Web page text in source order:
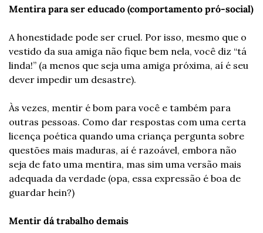
Mentira para ser educado (comportamento pró-social)
A honestidade pode ser cruel. Por isso, mesmo que o
vestido da sua amiga não fique bem nela, você diz “tá
linda!” (a menos que seja uma amiga próxima, aí é seu
dever impedir um desastre).
Às vezes, mentir é bom para você e também para
outras pessoas. Como dar respostas com uma certa
licença poética quando uma criança pergunta sobre
questões mais maduras, aí é razoável, embora não
seja de fato uma mentira, mas sim uma versão mais
adequada da verdade (opa, essa expressão é boa de
guardar hein?)
Mentir dá trabalho demais